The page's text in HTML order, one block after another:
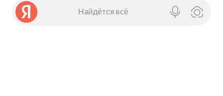
Найдётся всё